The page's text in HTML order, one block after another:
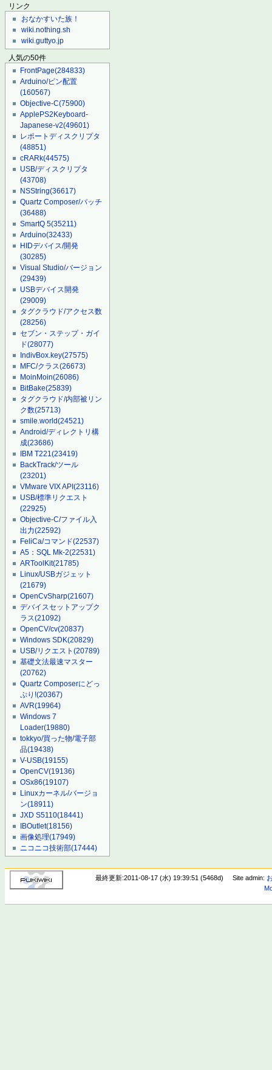
リンク
おなかすいた族！
wiki.nothing.sh
wiki.guttyo.jp
人気の50件
FrontPage(284833)
Arduino/ピン配置
(160567)
Objective-C(75900)
ApplePS2Keyboard-
Japanese-v2(49601)
レポートディスクリプタ
(48851)
cRARk(44575)
USB/ディスクリプタ
(43708)
NSString(36617)
Quartz Composer/パッチ
(36488)
SmartQ 5(35211)
Arduino(32433)
HIDデバイス/開発
(30285)
Visual Studio/バージョン
(29439)
USBデバイス開発
(29009)
タグクラウド/アクセス数
(28256)
セブン・ステップ・ガイ
ド(28077)
IndivBox.key(27575)
MFC/クラス(26673)
MoinMoin(26086)
BitBake(25839)
タグクラウド/内部被リン
ク数(25713)
smile.world(24521)
Android/ディレクトリ構
成(23686)
IBM T221(23419)
BackTrack/ツール
(23201)
VMware VIX API(23116)
USB/標準リクエスト
(22925)
Objective-C/ファイル入
出力(22592)
FeliCa/コマンド(22537)
A5：SQL Mk-2(22531)
ARToolKit(21785)
Linux/USBガジェット
(21679)
OpenCvSharp(21607)
デバイスセットアップク
ラス(21092)
OpenCV/cv(20837)
Windows SDK(20829)
USB/リクエスト(20789)
基礎文法最速マスター
(20762)
Quartz Composerにどっ
ぷり!(20367)
AVR(19964)
Windows 7
Loader(19880)
tokkyo/買った物/電子部
品(19438)
V-USB(19155)
OpenCV(19136)
OSx86(19107)
Linuxカーネル/バージョ
ン(18911)
JXD S5110(18441)
IBOutlet(18156)
画像処理(17949)
ニコニコ技術部(17444)
最終更新:2011-08-17 (水) 19:39:51 (5468d) Site admin: